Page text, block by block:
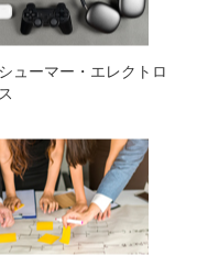
ューマー・エレクトロ